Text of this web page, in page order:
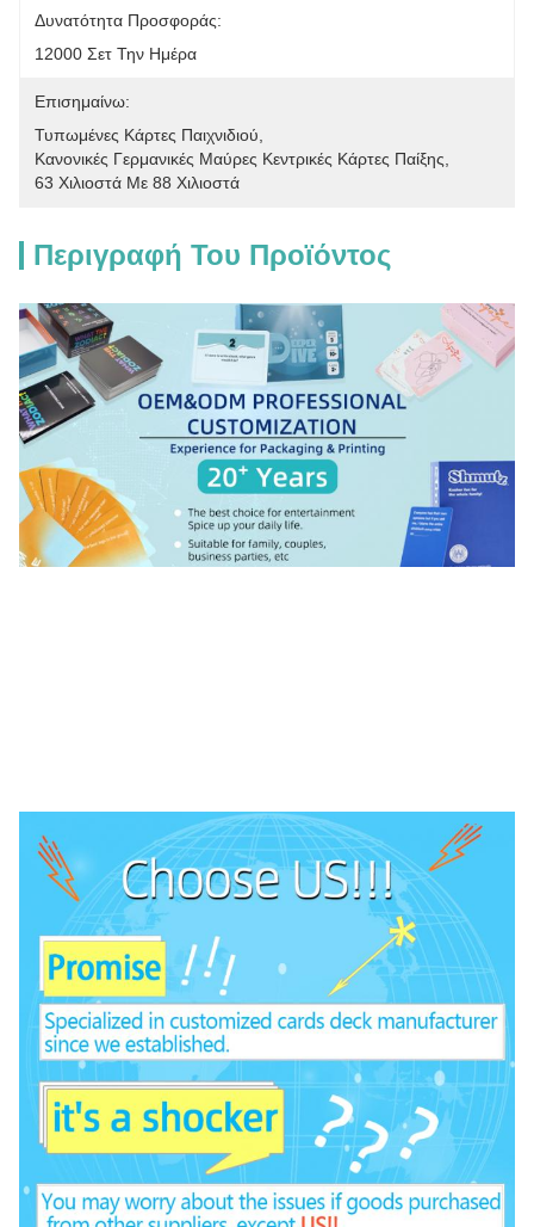
Δυνατότητα Προσφοράς:
12000 Σετ Την Ημέρα
Επισημαίνω:
Τυπωμένες Κάρτες Παιχνιδιού
Κανονικές Γερμανικές Μαύρες Κεντρικές Κάρτες Παίξης
63 Χιλιοστά Με 88 Χιλιοστά
Περιγραφή Του Προϊόντος